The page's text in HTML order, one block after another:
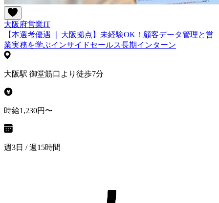
大阪府営業IT
【本選考優遇 ❘ 大阪拠点】未経験OK！顧客データ管理と営
業実務を学ぶインサイドセールス長期インターン
大阪駅 御堂筋口より徒歩7分
時給1,230円〜
週3日 / 週15時間